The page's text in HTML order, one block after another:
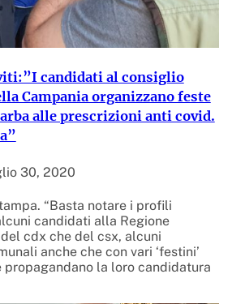
candidati al consiglio
Campania organizzano feste
alle prescrizioni anti covid.
30, 2020
“Basta notare i profili
candidati alla Regione
cdx che del csx, alcuni
anche che con vari ‘festini’
propagandano la loro candidatura